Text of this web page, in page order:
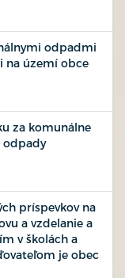
odpadmi
na území obce
za komunálne
odpady
príspevkov na
a vzdelanie a
v školách a
je obec